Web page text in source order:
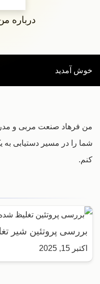
درباره
خوش آمدید
من فرهاد صنعت مربی و
شما را در مسیر دستیابی
کنم.
بررسی پروتئین شیر
اکتبر 15, 2025